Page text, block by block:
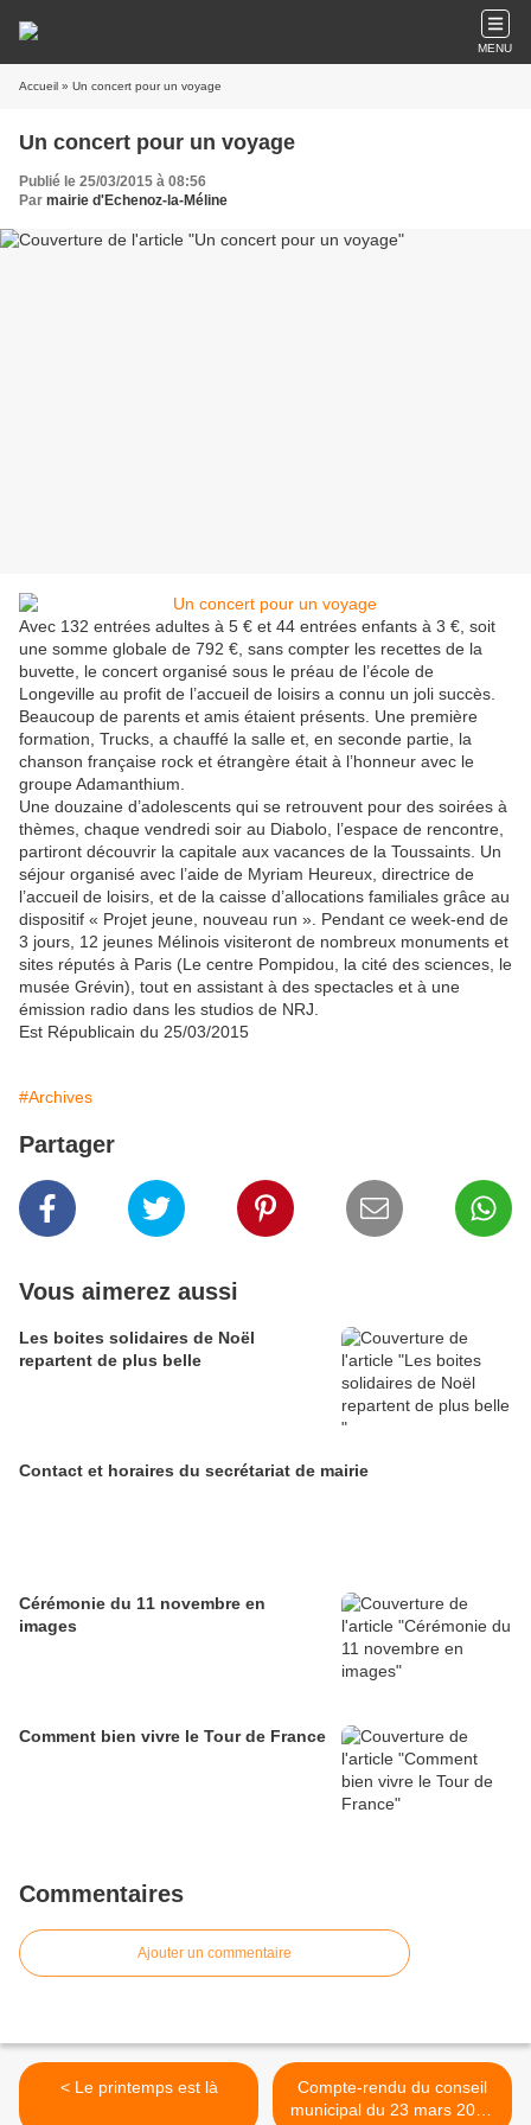
MENU
Accueil » Un concert pour un voyage
Un concert pour un voyage
Publié le 25/03/2015 à 08:56
Par mairie d'Echenoz-la-Méline
Avec 132 entrées adultes à 5 € et 44 entrées enfants à 3 €, soit
une somme globale de 792 €, sans compter les recettes de la
buvette, le concert organisé sous le préau de l’école de
Longeville au profit de l’accueil de loisirs a connu un joli succès.
Beaucoup de parents et amis étaient présents. Une première
formation, Trucks, a chauffé la salle et, en seconde partie, la
chanson française rock et étrangère était à l’honneur avec le
groupe Adamanthium.
Une douzaine d’adolescents qui se retrouvent pour des soirées à
thèmes, chaque vendredi soir au Diabolo, l’espace de rencontre,
partiront découvrir la capitale aux vacances de la Toussaints. Un
séjour organisé avec l’aide de Myriam Heureux, directrice de
l’accueil de loisirs, et de la caisse d’allocations familiales grâce au
dispositif « Projet jeune, nouveau run ». Pendant ce week-end de
3 jours, 12 jeunes Mélinois visiteront de nombreux monuments et
sites réputés à Paris (Le centre Pompidou, la cité des sciences, le
musée Grévin), tout en assistant à des spectacles et à une
émission radio dans les studios de NRJ.
Est Républicain du 25/03/2015
#Archives
Partager
Vous aimerez aussi
Les boites solidaires de Noël
repartent de plus belle
Contact et horaires du secrétariat de mairie
Cérémonie du 11 novembre en
images
Comment bien vivre le Tour de France
Commentaires
Ajouter un commentaire
< Le printemps est là
Compte-rendu du conseil
municipal du 23 mars 2014